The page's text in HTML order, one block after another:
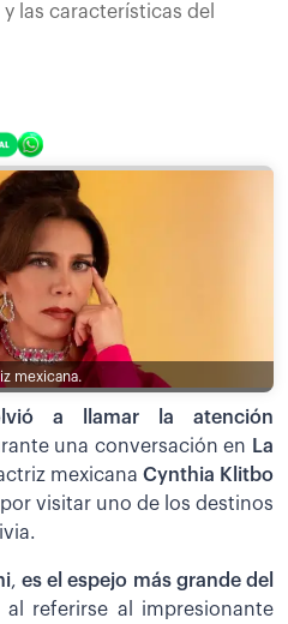
las características del
mexicana.
a llamar la atención
una conversación en La
mexicana Cynthia Klitbo
visitar uno de los destinos
,es el espejo más grande del
referirse al impresionante